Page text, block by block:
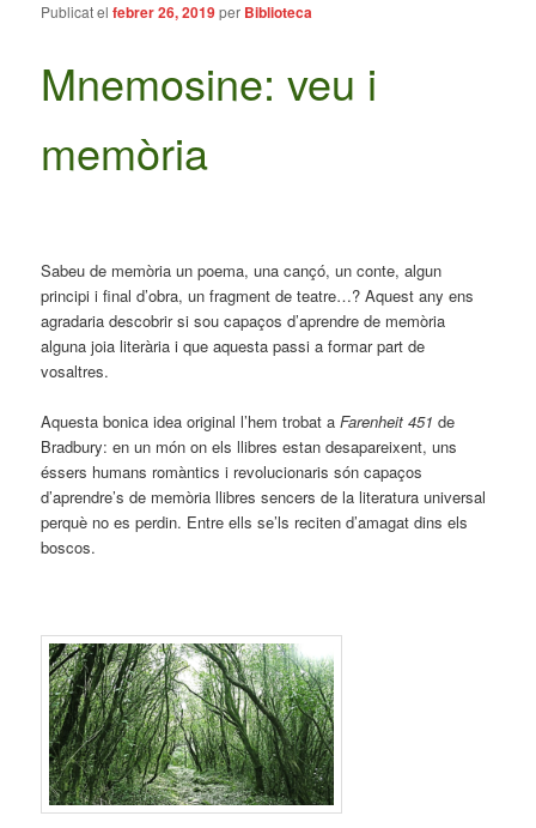
Publicat elfebrer 26, 2019per Biblioteca
Mnemosine: veu i
memòria
Sabeu de memòria un poema, una cançó, un conte, algun
principi i final d’obra, un fragment de teatre…? Aquest any ens
agradaria descobrir si sou capaços d’aprendre de memòria
alguna joia literària i que aquesta passi a formar part de
vosaltres.
Aquesta bonica idea original l’hem trobat aFarenheit 451 de
Bradbury: en un món on els llibres estan desapareixent, uns
éssers humans romàntics i revolucionaris són capaços
d’aprendre’s de memòria llibres sencers de la literatura universal
perquè no es perdin. Entre ells se’ls reciten d’amagat dins els
boscos.